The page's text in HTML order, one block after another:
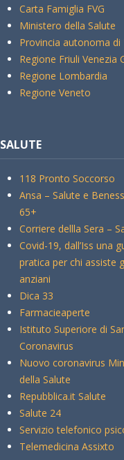
Carta Famiglia FVG
Ministero della Salute
Provincia autonoma di
Regione Friuli Venezia
Regione Lombardia
Regione Veneto
SALUTE
118 Pronto Soccorso
Ansa – Salute e
65+
Corriere dellla Sera –
Covid-19, dall’Iss una
pratica per chi assiste
anziani
Dica 33
Farmacieaperte
Istituto Superiore di
Coronavirus
Nuovo coronavirus
della Salute
Repubblica.it Salute
Salute 24
Servizio telefonico
Telemedicina Assixto